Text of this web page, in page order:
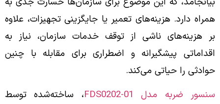
همراه دارد. هزینه‌های تعمیر یا جایگزینی تجهیزات، علاوه
بر هزینه‌های ناشی از توقف خدمات سازمان، نیاز به
اقداماتی پیشگیرانه و اضطراری برای مقابله با چنین
حوادثی را حیاتی می‌کند.
سنسور ضربه مدل FDS0202-01
، ساخته‌شده توسط